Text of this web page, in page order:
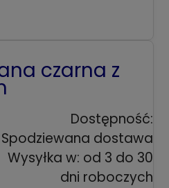
czarna z
Dostępność:
Spodziewana dostawa
Wysyłka w: od 3 do 30
dni roboczych